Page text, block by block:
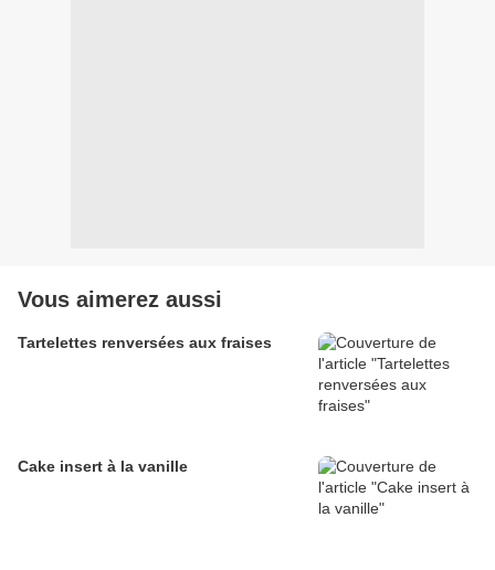
Vous aimerez aussi
Tartelettes renversées aux fraises
Cake insert à la vanille